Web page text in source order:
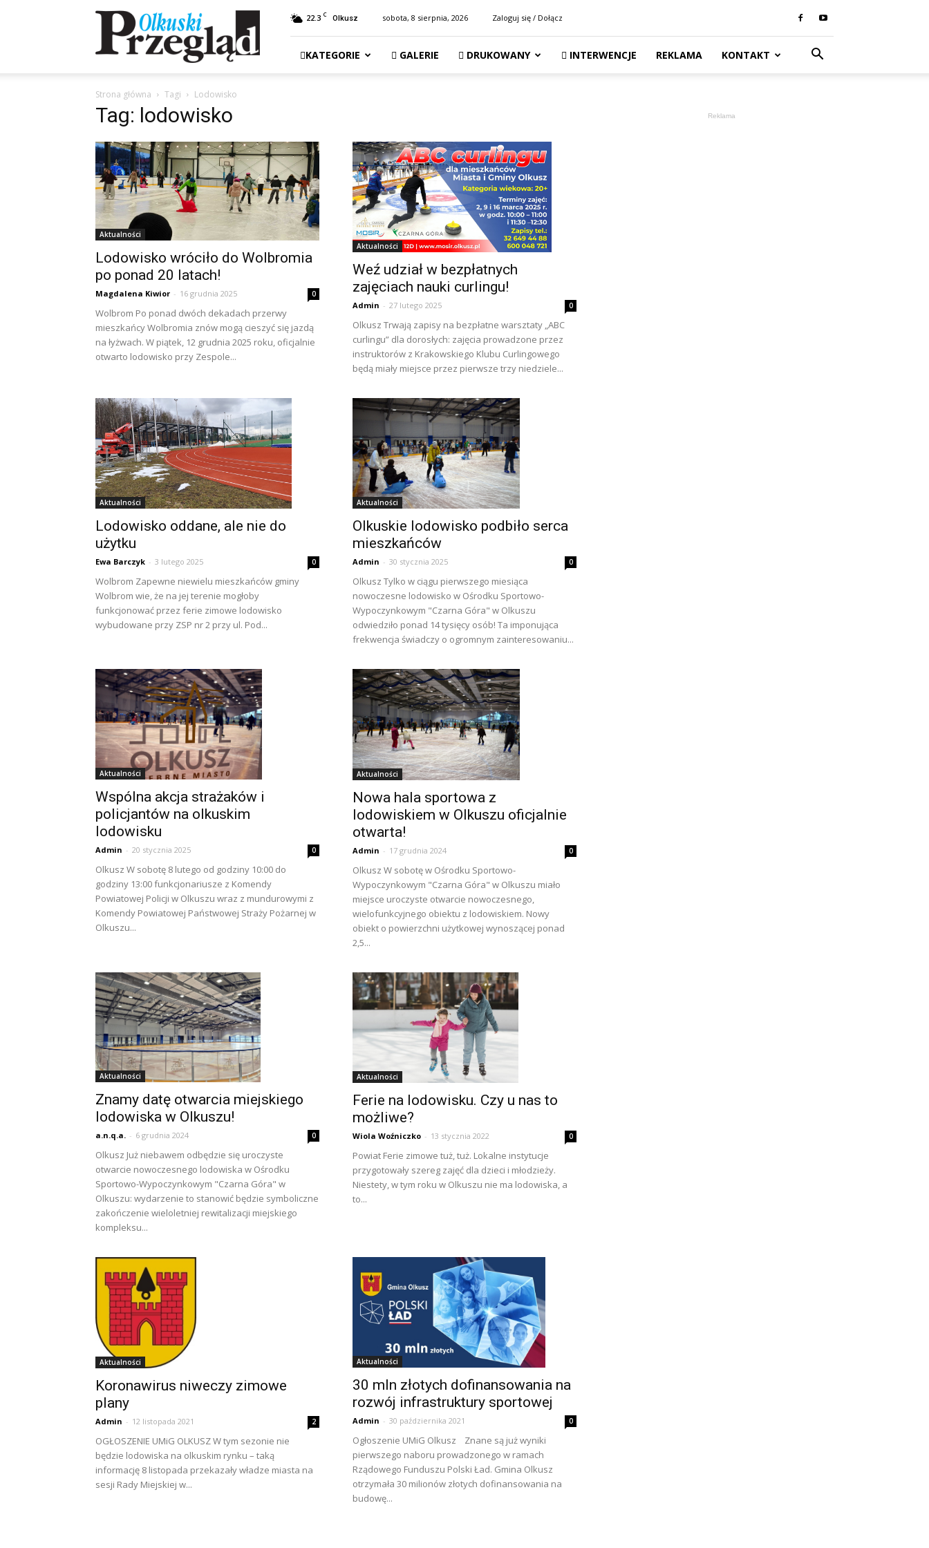
Przegląd
Olkuski
22.3 C Olkusz sobota, 8 sierpnia, 2026 Zaloguj się / Dołącz
KATEGORIE GALERIE DRUKOWANY INTERWENCJE REKLAMA KONTAKT
Strona główna Tagi Lodowisko
Tag: lodowisko
Aktualności
Lodowisko wróciło do Wolbromia
po ponad 20 latach!
Magdalena Kiwior - 16 grudnia 2025 0
Wolbrom Po ponad dwóch dekadach przerwy
mieszkańcy Wolbromia znów mogą cieszyć się jazdą
na łyżwach. W piątek, 12 grudnia 2025 roku, oficjalnie
otwarto lodowisko przy Zespole...
Aktualności
Weź udział w bezpłatnych
zajęciach nauki curlingu!
Admin - 27 lutego 2025 0
Olkusz Trwają zapisy na bezpłatne warsztaty „ABC
curlingu” dla dorosłych: zajęcia prowadzone przez
instruktorów z Krakowskiego Klubu Curlingowego
będą miały miejsce przez pierwsze trzy niedziele...
Aktualności
Lodowisko oddane, ale nie do
użytku
Ewa Barczyk - 3 lutego 2025 0
Wolbrom Zapewne niewielu mieszkańców gminy
Wolbrom wie, że na jej terenie mogłoby
funkcjonować przez ferie zimowe lodowisko
wybudowane przy ZSP nr 2 przy ul. Pod...
Aktualności
Olkuskie lodowisko podbiło serca
mieszkańców
Admin - 30 stycznia 2025 0
Olkusz Tylko w ciągu pierwszego miesiąca
nowoczesne lodowisko w Ośrodku Sportowo-
Wypoczynkowym "Czarna Góra" w Olkuszu
odwiedziło ponad 14 tysięcy osób! Ta imponująca
frekwencja świadczy o ogromnym zainteresowaniu...
Aktualności
Wspólna akcja strażaków i
policjantów na olkuskim
lodowisku
Admin - 20 stycznia 2025 0
Olkusz W sobotę 8 lutego od godziny 10:00 do
godziny 13:00 funkcjonariusze z Komendy
Powiatowej Policji w Olkuszu wraz z mundurowymi z
Komendy Powiatowej Państwowej Straży Pożarnej w
Olkuszu...
Aktualności
Nowa hala sportowa z
lodowiskiem w Olkuszu oficjalnie
otwarta!
Admin - 17 grudnia 2024 0
Olkusz W sobotę w Ośrodku Sportowo-
Wypoczynkowym "Czarna Góra" w Olkuszu miało
miejsce uroczyste otwarcie nowoczesnego,
wielofunkcyjnego obiektu z lodowiskiem. Nowy
obiekt o powierzchni użytkowej wynoszącej ponad
2,5...
Aktualności
Znamy datę otwarcia miejskiego
lodowiska w Olkuszu!
a.n.q.a. - 6 grudnia 2024 0
Olkusz Już niebawem odbędzie się uroczyste
otwarcie nowoczesnego lodowiska w Ośrodku
Sportowo-Wypoczynkowym "Czarna Góra" w
Olkuszu: wydarzenie to stanowić będzie symboliczne
zakończenie wieloletniej rewitalizacji miejskiego
kompleksu...
Aktualności
Ferie na lodowisku. Czy u nas to
możliwe?
Wiola Woźniczko - 13 stycznia 2022 0
Powiat Ferie zimowe tuż, tuż. Lokalne instytucje
przygotowały szereg zajęć dla dzieci i młodzieży.
Niestety, w tym roku w Olkuszu nie ma lodowiska, a
to...
Aktualności
Koronawirus niweczy zimowe
plany
Admin - 12 listopada 2021 2
OGŁOSZENIE UMiG OLKUSZ W tym sezonie nie
będzie lodowiska na olkuskim rynku – taką
informację 8 listopada przekazały władze miasta na
sesji Rady Miejskiej w...
Aktualności
30 mln złotych dofinansowania na
rozwój infrastruktury sportowej
Admin - 30 października 2021 0
Ogłoszenie UMiG Olkusz Znane są już wyniki
pierwszego naboru prowadzonego w ramach
Rządowego Funduszu Polski Ład. Gmina Olkusz
otrzymała 30 milionów złotych dofinansowania na
budowę...
Reklama